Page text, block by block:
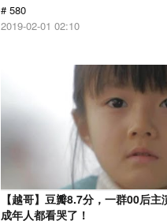
# 580
2019-02-01 02:10
【越哥】豆瓣8.7分，一群00后
成年人都看哭了！